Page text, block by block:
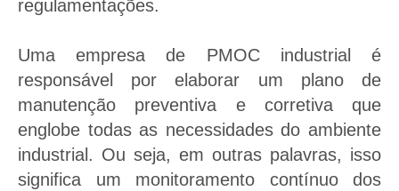
regulamentações.
Uma empresa de PMOC industrial é
responsável por elaborar um plano de
manutenção preventiva e corretiva que
englobe todas as necessidades do ambiente
industrial. Ou seja, em outras palavras, isso
significa um monitoramento contínuo dos